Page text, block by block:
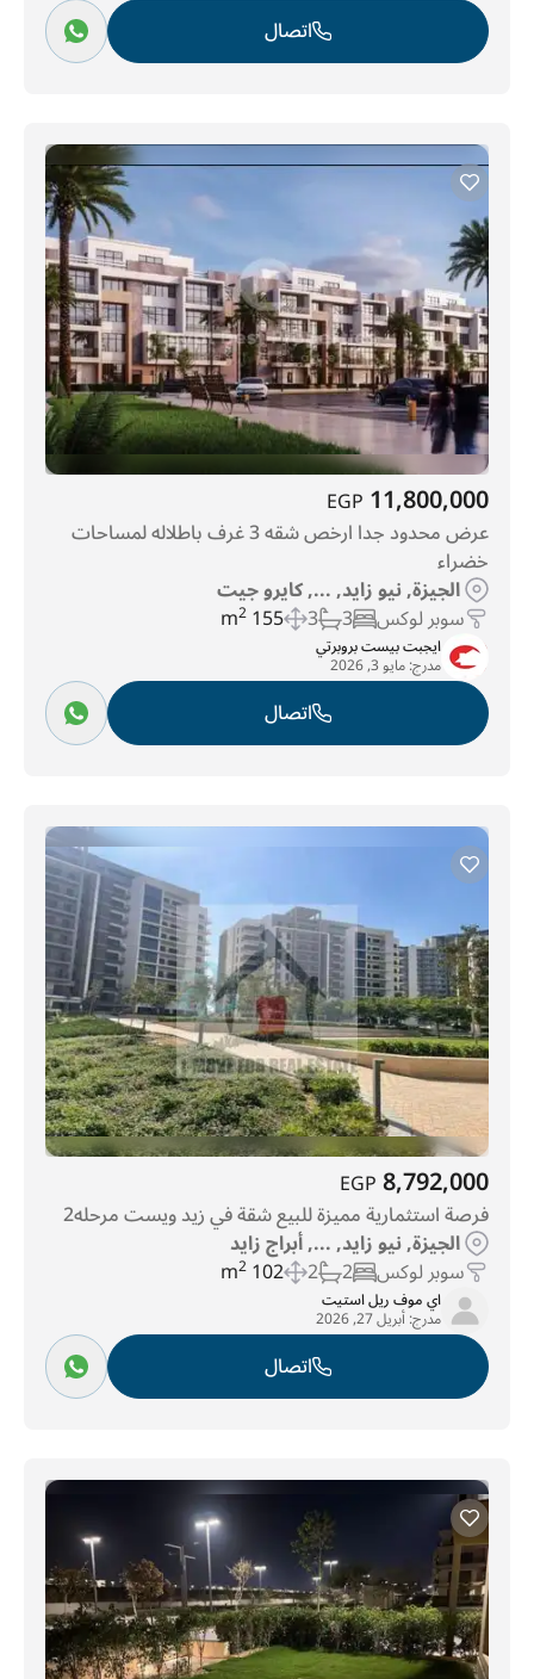
اتصال
11,800,000
EGP
عرض محدود جدا ارخص شقه 3 غرف باطلاله لمساحات
خضراء
الجيزة, نيو زايد, ..., كايرو جيت
سوبر لوكس 3
3
155 m
2
ايجبت بيست بروبرتي
مدرج:مايو 3, 2026
اتصال
8,792,000
EGP
فرصة استثمارية مميزة للبيع شقة في زيد ويست مرحله2
الجيزة, نيو زايد, ..., أبراج زايد
سوبر لوكس 2
2
102 m
2
اي موف ريل استيت
مدرج:أبريل 27, 2026
اتصال